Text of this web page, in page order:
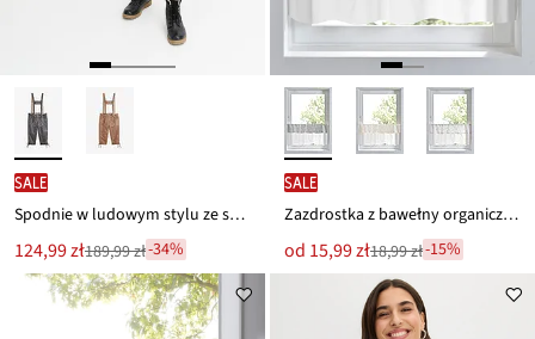
SALE
Spodnie w ludowym stylu ze sztucznej skóry, dł. do kolan
Nowa
cena
124,99 zł
Przeceniono189,99 zł-34%
SALE
Zazdrostka z bawełny organicznej z haftem
od Nowa
cena
15,99 zł
Przeceniono18,99 zł-15%